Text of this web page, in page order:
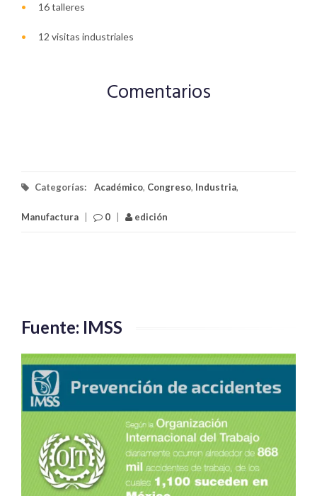
16 talleres
12 visitas industriales
Comentarios
Categorías: Académico, Congreso, Industria,
Manufactura 0 edición
Fuente: IMSS